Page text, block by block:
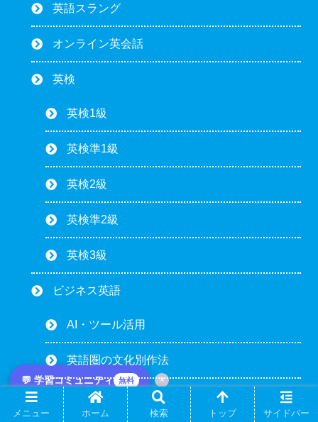
💬 学習コミュニティ 無料 ×
英語スラング
オンライン英会話
英検
英検1級
英検準1級
英検2級
英検準2級
英検3級
ビジネス英語
AI・ツール活用
英語圏の文化別作法
会議・電話・プレゼン
メニュー ホーム 検索 トップ サイドバー